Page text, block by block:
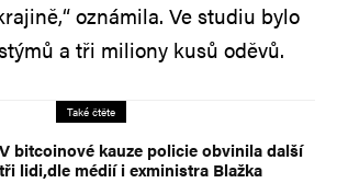
oznámila. Ve studiu bylo
a tři miliony kusů oděvů.
Také čtěte
V bitcoinové kauze policie obvinila další
tři lidi,dle médií i exministra Blažka